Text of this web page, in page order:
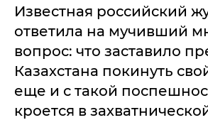
Известная российский
ответила на мучивший
вопрос: что заставило
Казахстана покинуть
еще и с такой
кроется в